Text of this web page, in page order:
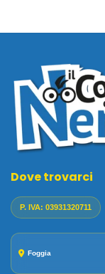
Dove trovarci
P. IVA: 03931320711
Foggia